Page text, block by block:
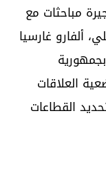
مباحثات مع
ألفارو غارسيا
العلاقات
القطاعات